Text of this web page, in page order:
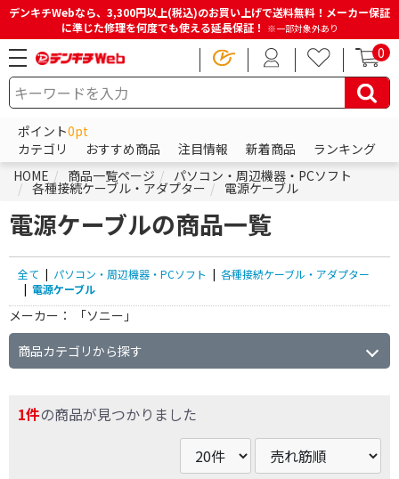
デンキチWebなら、3,300円以上(税込)のお買い上げで送料無料！メーカー保証
に準じた修理を何度でも使える延長保証！ ※一部対象外あり
0
ポイント0pt
カテゴリ
おすすめ商品 注目情報 新着商品
ランキング
HOME
商品一覧ページ パソコン・周辺機器・PCソフト
各種接続ケーブル・アダプター 電源ケーブル
電源ケーブルの商品一覧
全て | パソコン・周辺機器・PCソフト | 各種接続ケーブル・アダプター
| 電源ケーブル
メーカー：
「ソニー」
商品カテゴリから探す
1件の商品が見つかりました